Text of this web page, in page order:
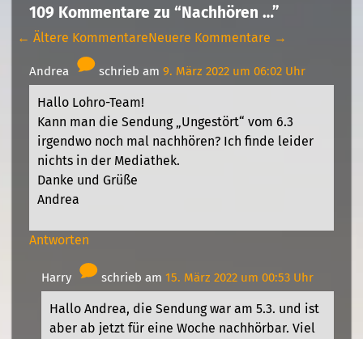
109 Kommentare zu “Nachhören …”
← Ältere KommentareNeuere Kommentare →
Andrea schrieb am 9. März 2022 um 06:02 Uhr
Hallo Lohro-Team!
Kann man die Sendung „Ungestört“ vom 6.3
irgendwo noch mal nachhören? Ich finde leider
nichts in der Mediathek.
Danke und Grüße
Andrea
Antworten
Harry schrieb am 15. März 2022 um 00:53 Uhr
Hallo Andrea, die Sendung war am 5.3. und ist
aber ab jetzt für eine Woche nachhörbar. Viel